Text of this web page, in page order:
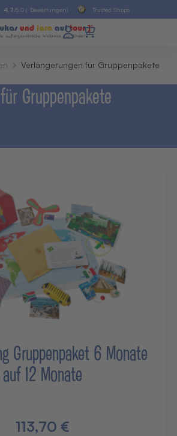
4.7/5.0 ( Bewertungen) Trusted Shops
Verlängerungen für Gruppenpakete
Gruppenpakete
Gruppenpaket 6 Monate
auf 12 Monate
113,70 €